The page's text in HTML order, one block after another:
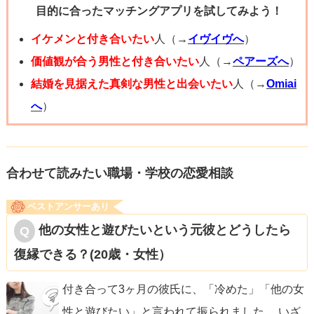
ない」と言って、懸命に熱意を伝えてしまいます。しか
し、私の経験上、これは逆効果です。振る側は、「何を都
合のいいこと言ってるんだ。（悪い部分を直すのに）今ま
で散々チャンスを与えてきたじゃないか」という気持ちに
なるので、振られたら潔く、スパッと別れを受け入れるほ
うが相手に好印象を与えることができます。そして、好意
と、悪い部分の反省と改善も一緒に伝えることで、さらに
前向きな印象を与えられます。
復縁はどのような別れ方をしてもすぐには難しく、基本的
には長い冷却期間を置く必要があります。しかし、上記の
別れ方をすることで、別れ話の時からさっそく復縁への第
一歩を踏み出すことができます。今はなかなか前向きには
なれないかもしれませんが、この回答を読み、少しでも前
目的に合ったマッチングアプリを試してみよう！
イケメンと付き合いたい人（→ イヴイヴへ）
価値観が合う男性と付き合いたい人（→ペアーズへ）
結婚を見据えた真剣な男性と出会いたい人（→Omiai
へ）
合わせて読みたい職場・学校の恋愛相談
ベストアンサーあり
他の女性と遊びたいという元彼とどうしたら
復縁できる？(20歳・女性）
付き合って3ヶ月の彼氏に、「冷めた」「他の女